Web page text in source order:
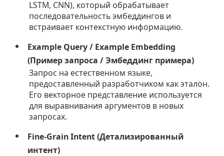
LSTM, CNN), который обрабатывает
последовательность эмбеддингов и
встраивает контекстную информацию.
Example Query / Example Embedding
(Пример запроса / Эмбеддинг примера)
Запрос на естественном языке,
предоставленный разработчиком как эталон.
Его векторное представление используется
для выравнивания аргументов в новых
запросах.
Fine-Grain Intent (Детализированный
интент)